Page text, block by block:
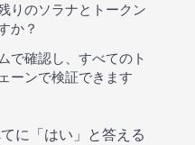
りのソラナとトークン
か？
で確認し、すべてのト
ーンで検証できます
に「はい」と答える